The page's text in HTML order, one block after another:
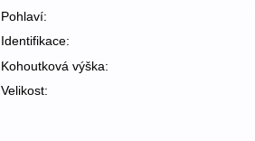
Pohlaví:
Identifikace:
Kohoutková výška:
Velikost: